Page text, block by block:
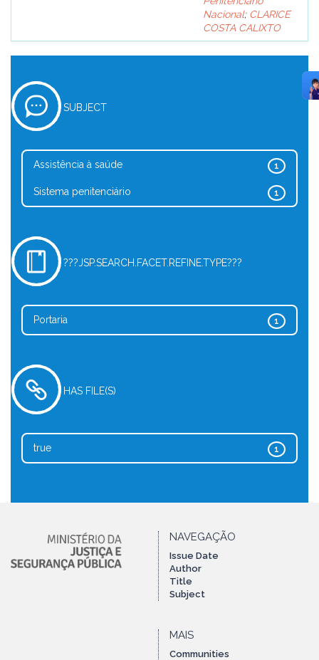
Nacional; CLARICE
COSTA CALIXTO
SUBJECT
1
Assistência à saúde
1
Sistema penitenciário
???JSP.SEARCH.FACET.REFINE.TYPE???
1
Portaria
HAS FILE(S)
1
true
NAVEGAÇÃO
Issue Date
Author
Title
Subject
MAIS
Communities